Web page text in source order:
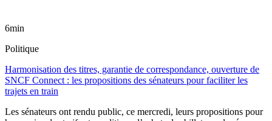
6min
Politique
Harmonisation des titres, garantie de correspondance, ouverture de
SNCF Connect : les propositions des sénateurs pour faciliter les
trajets en train
Les sénateurs ont rendu public, ce mercredi, leurs propositions pour